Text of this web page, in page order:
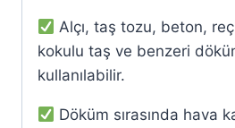
Alçı, taş tozu, beton,
kokulu taş ve benzeri
kullanılabilir.
Döküm sırasında hava